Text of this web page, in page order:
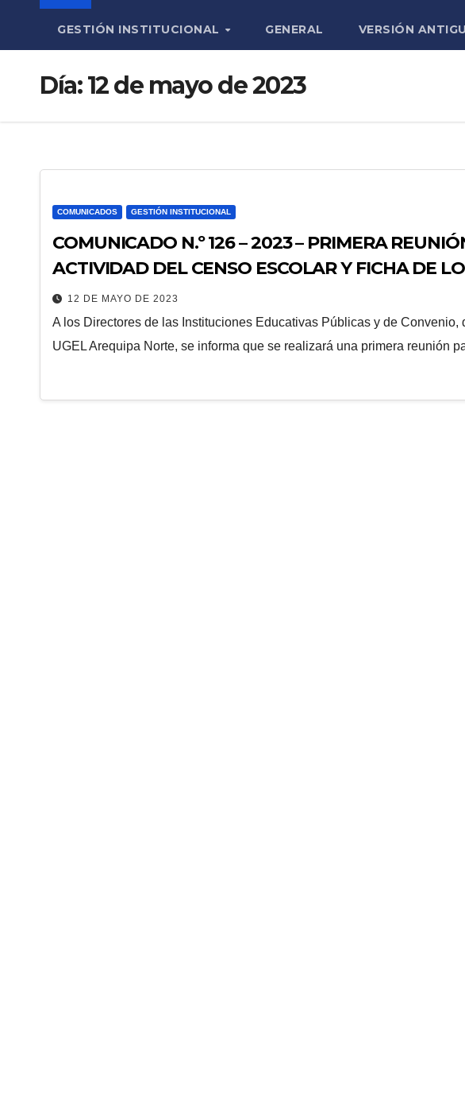
GESTIÓN INSTITUCIONAL GENERAL VERSIÓN
Día:12 de mayo de 2023
COMUNICADOS GESTIÓN INSTITUCIONAL
COMUNICADO N.º 126 – 2023 – PRIMERA
ACTIVIDAD DEL CENSO ESCOLAR Y FICHA DE
2023
12 DE MAYO DE 2023
A los Directores de las Instituciones Educativas Públicas y de
UGEL Arequipa Norte, se informa que se realizará una primera reunión